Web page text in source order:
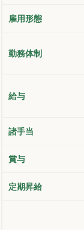
雇用形態
勤務体制
給与
諸手当
賞与
定期昇給